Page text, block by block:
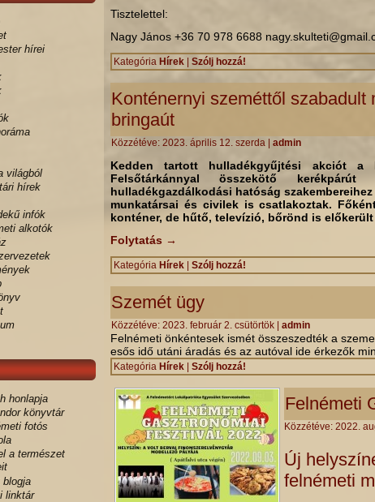
hírei
világból
hírek
infók
alkotók
honlapja
könyvtár
fotós
a természet
blogja
linktár
Tisztelettel:
Nagy János +36 70 978 6688
Kategória Hírek Szólj hozzá!
Konténernyi szeméttől
bringaút
Közzétéve: 2023. április 12. szerda admin
Kedden tartott hulladékgyűjtési akciót a
Felsőtárkánnyal összekötő
hulladékgazdálkodási hatóság
munkatársai és civilek is csatlakoztak.
konténer, de hűtő, televízió, bőrönd is
Folytatás →
Kategória Hírek Szólj hozzá!
Szemét ügy
Közzétéve: 2023. február 2. csütörtök admin
Felnémeti önkéntesek ismét összeszedték a
esős idő utáni áradás és az autóval ide érkezők
Kategória Hírek Szólj hozzá!
Felnémeti
Közzétéve: 2022.
Új
felnémeti